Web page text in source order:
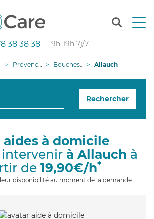
T
n
g
38 38 38 — 9h-19h 7j/7
Provence-Alpes-Côte d'Azur Bouches-du-Rhône Allauch
Rechercher
aides à domicile
à Allauch à
de 19,90€/h*
leur disponibilité au moment de la demande